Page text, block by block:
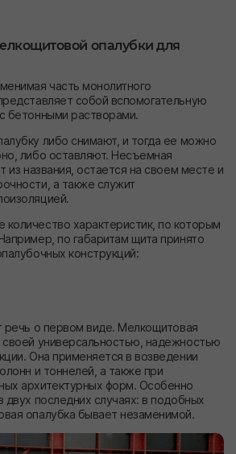
опалубки для
часть монолитного
собой вспомогательную
бетонными растворами.
либо снимают, и тогда ее можно
либо оставляют. Несъемная
из названия, остается на своем месте и
а также служит
характеристик, по которым
по габаритам щита принято
конструкций:
речь о первом виде. Мелкощитовая
своей универсальностью, надежностью
Она применяется в возведении
и тоннелей, а также при
архитектурных форм. Особенно
двух последних случаях: в подобных
опалубка бывает незаменимой.